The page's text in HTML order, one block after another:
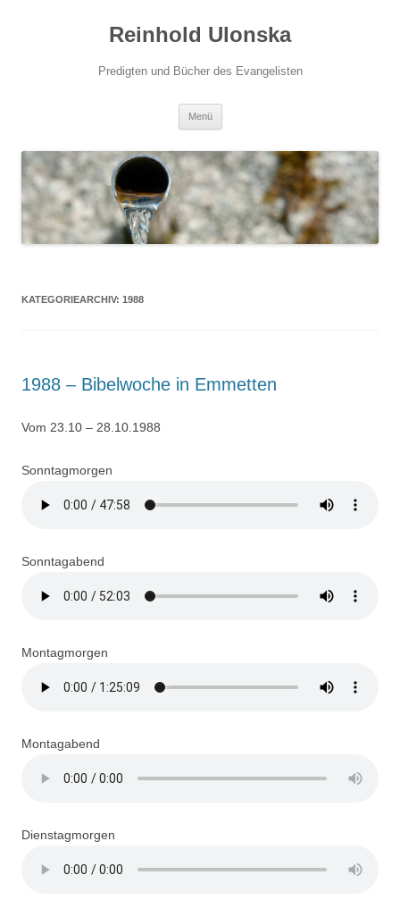
Reinhold Ulonska
Predigten und Bücher des Evangelisten
Menü
KATEGORIEARCHIV: 1988
1988 – Bibelwoche in Emmetten
Vom 23.10 – 28.10.1988
Sonntagmorgen
Sonntagabend
Montagmorgen
Montagabend
Dienstagmorgen